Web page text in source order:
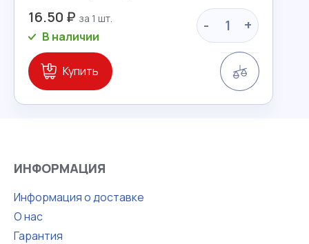
16.50 ₽ - +
В наличии
Купить
ИНФОРМАЦИЯ
Информация о доставке
О нас
Гарантия